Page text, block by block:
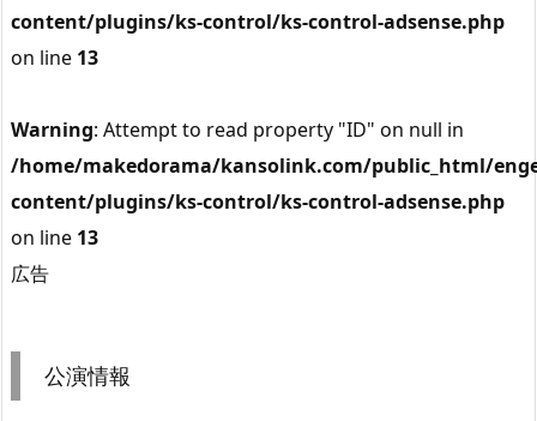
content/plugins/ks-control/ks-control-adsense.php
on line 13
Warning: Attempt to read property "ID" on null in
/home/makedorama/kansolink.com/public_html/
content/plugins/ks-control/ks-control-adsense.php
on line 13
広告
公演情報